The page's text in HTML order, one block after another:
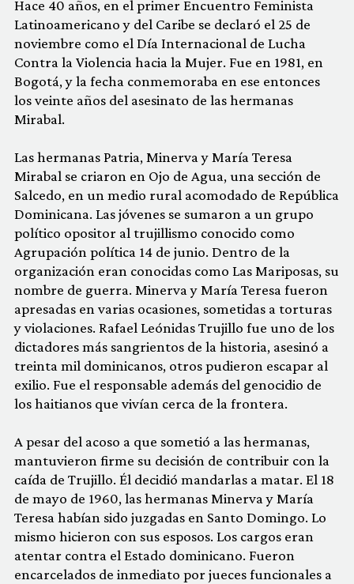
Hace 40 años, en el primer Encuentro Feminista
Latinoamericano y del Caribe se declaró el 25 de
noviembre como el Día Internacional de Lucha
Contra la Violencia hacia la Mujer. Fue en 1981, en
Bogotá, y la fecha conmemoraba en ese entonces
los veinte años del asesinato de las hermanas
Mirabal.
Las hermanas Patria, Minerva y María Teresa
Mirabal se criaron en Ojo de Agua, una sección de
Salcedo, en un medio rural acomodado de República
Dominicana. Las jóvenes se sumaron a un grupo
político opositor al trujillismo conocido como
Agrupación política 14 de junio. Dentro de la
organización eran conocidas como Las Mariposas, su
nombre de guerra. Minerva y María Teresa fueron
apresadas en varias ocasiones, sometidas a torturas
y violaciones. Rafael Leónidas Trujillo fue uno de los
dictadores más sangrientos de la historia, asesinó a
treinta mil dominicanos, otros pudieron escapar al
exilio. Fue el responsable además del genocidio de
los haitianos que vivían cerca de la frontera.
A pesar del acoso a que sometió a las hermanas,
mantuvieron firme su decisión de contribuir con la
caída de Trujillo. Él decidió mandarlas a matar. El 18
de mayo de 1960, las hermanas Minerva y María
Teresa habían sido juzgadas en Santo Domingo. Lo
mismo hicieron con sus esposos. Los cargos eran
atentar contra el Estado dominicano. Fueron
encarcelados de inmediato por jueces funcionales a